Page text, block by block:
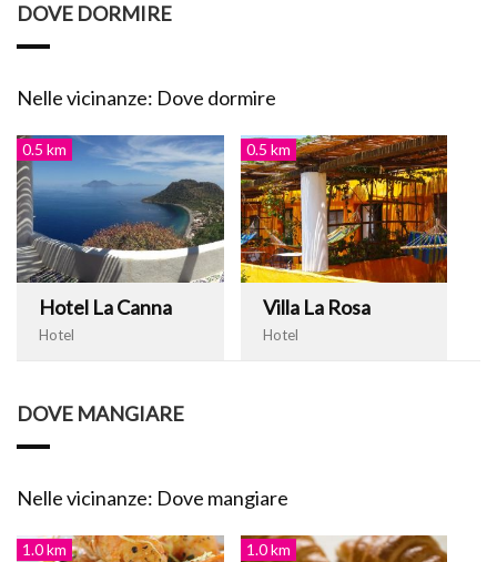
DOVE DORMIRE
Nelle vicinanze: Dove dormire
0.5 km
Hotel La Canna
Hotel
0.5 km
Villa La Rosa
Hotel
DOVE MANGIARE
Nelle vicinanze: Dove mangiare
1.0 km 1.0 km